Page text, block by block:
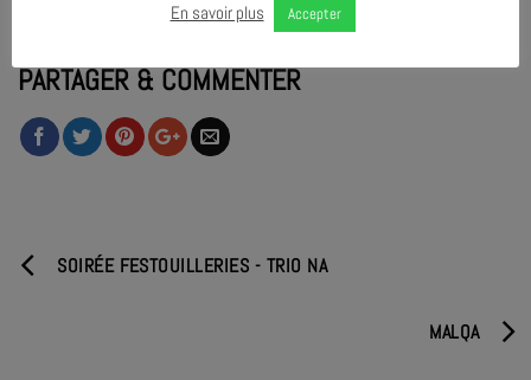
PARTAGER & COMMENTER
SOIRÉE FESTOUILLERIES - TRIO NA
MALQA
En savoir plus Accepter